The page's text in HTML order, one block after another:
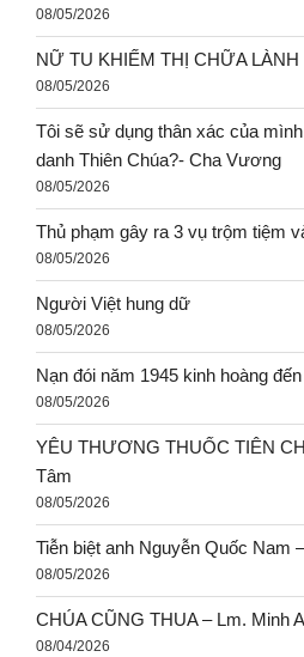
08/05/2026
NỮ TU KHIẾM THỊ CHỮA
08/05/2026
Tôi sẽ sử dụng thân xác của
danh Thiên Chúa?- Cha Vương
08/05/2026
Thủ phạm gây ra 3 vụ trộm tiệm
08/05/2026
Người Việt hung dữ
08/05/2026
Nạn đói năm 1945 kinh hoàng
08/05/2026
YÊU THƯƠNG THUỐC TIÊN
Tâm
08/05/2026
Tiễn biệt anh Nguyễn Quốc Nam
08/05/2026
CHÚA CŨNG THUA – Lm. Minh
08/04/2026